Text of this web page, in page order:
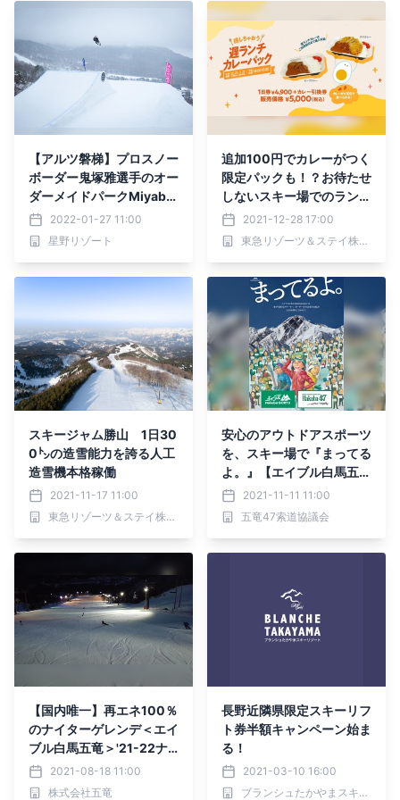
【アルツ磐梯】プロスノー
ボーダー鬼塚雅選手のオー
ダーメイドパークMiyabi
Parkを「グローバルパー
ク」として一般開放
2022-01-27 11:00
星野リゾート
追加100円でカレーがつく
限定パックも！？お待たせ
しないスキー場でのランチ
サービスを開始！
2021-12-28 17:00
東急リゾーツ＆ステイ株式会社
スキージャム勝山 1日30
0㌧の造雪能力を誇る人工
造雪機本格稼働
2021-11-17 11:00
東急リゾーツ＆ステイ株式会社
安心のアウトドアスポーツ
を、スキー場で『まってる
よ。』【エイブル白馬五竜
＆Hakuba47】ロゴマスク
プレゼントキャンペーン！
『まってたよ。』合言葉で
2021-11-11 11:00
五竜47索道協議会
【国内唯一】再エネ100％
のナイターゲレンデ＜エイ
ブル白馬五竜＞'21-22ナ
イターシーズン券2021年
9月1日販売スタート
2021-08-18 11:00
株式会社五竜
長野近隣県限定スキーリフ
ト券半額キャンペーン始ま
る！
2021-03-10 16:00
ブランシュたかやまスキーリゾート